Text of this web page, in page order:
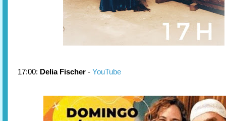
17:00: Delia Fischer - YouTube